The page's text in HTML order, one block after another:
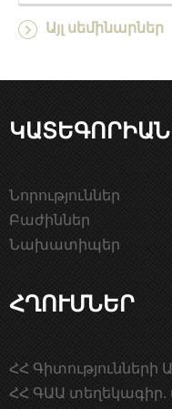
Այլ սեմինարներ
Նորություններ
Բաժիններ
Նախատիպեր
ՀՂՈՒՄՆԵՐ
ՀՀ Գիտությունների
ՀՀ ԳԱԱ